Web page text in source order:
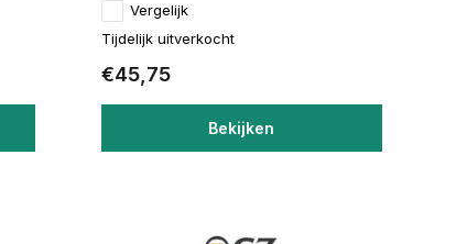
Vergelijk
Tijdelijk uitverkocht
€45,75
Bekijken